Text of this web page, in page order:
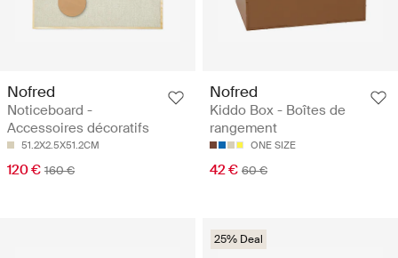
Nofred
Noticeboard -
Accessoires décoratifs
51.2X2.5X51.2CM
120 € 160 €
Nofred
Kiddo Box - Boîtes de
rangement
ONE SIZE
42 € 60 €
25% Deal